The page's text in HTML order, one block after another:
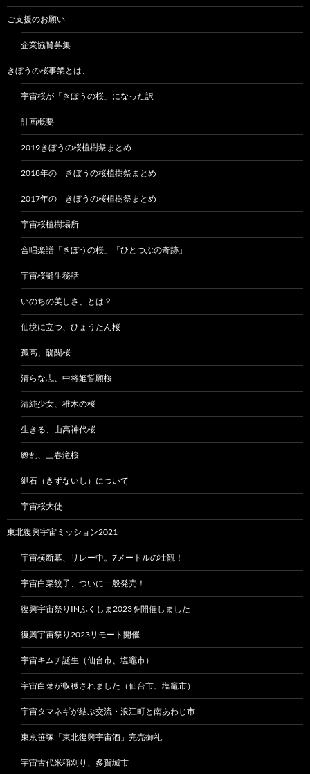
ご支援のお願い
企業協賛募集
きぼうの桜事業とは、
宇宙桜が「きぼうの桜」になった訳
計画概要
2019きぼうの桜植樹祭まとめ
2018年の きぼうの桜植樹祭まとめ
2017年の きぼうの桜植樹祭まとめ
宇宙桜植樹場所
合唱楽譜「きぼうの桜」「ひとつぶの奇跡」
宇宙桜誕生秘話
いのちの美しさ、とは？
仙境に立つ、ひょうたん桜
孤高、醍醐桜
清らな志、中将姫誓願桜
清純少女、稚木の桜
生きる、山高神代桜
繚乱、三春滝桜
紲石（きずないし）について
宇宙桜大使
東北復興宇宙ミッション2021
宇宙横断幕、リレー中。7メートルの壮観！
宇宙白菜餃子、ついに一般発売！
復興宇宙祭りINふくしま2023を開催しました
復興宇宙祭り2023リモート開催
宇宙キムチ誕生（仙台市、塩竈市）
宇宙白菜が収穫されました（仙台市、塩竈市）
宇宙タマネギが結ぶ交流・浪江町と南あわじ市
東京笹塚「東北復興宇宙酒」完売御礼
宇宙古代米稲刈り、多賀城市